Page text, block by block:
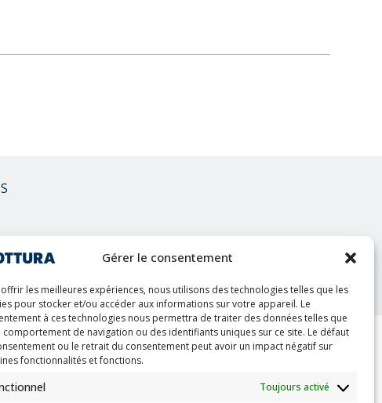
Gérer le consentement
les meilleures expériences, nous utilisons des technologies telles que les
pour stocker et/ou accéder aux informations sur votre appareil. Le
à ces technologies nous permettra de traiter des données telles que
comportement de navigation ou des identifiants uniques sur ce site. Le défaut
ou le retrait du consentement peut avoir un impact négatif sur
fonctionnalités et fonctions.
Toujours activé
Point
Bulletin